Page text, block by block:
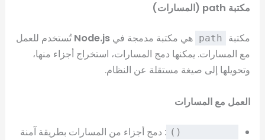
مكتبة path (المسارات)
مكتبة path هي مكتبة مدمجة فيNode.jsتُستخدم للعمل
مع المسارات. يمكنها دمج المسارات، استخراج أجزاء منها،
وتحويلها إلى صيغة مستقلة عن النظام.
العمل مع المسارات
: دمج أجزاء من المسارات بطريقة آمنة